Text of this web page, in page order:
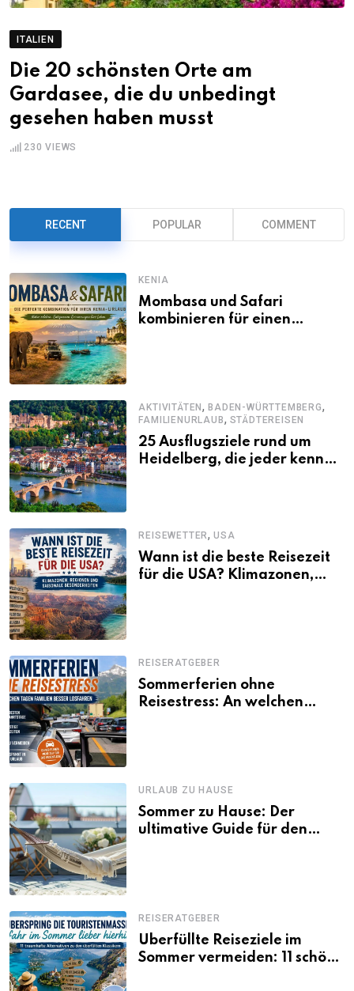
ITALIEN
Die 20 schönsten Orte am
Gardasee, die du unbedingt
gesehen haben musst
230 VIEWS
RECENT POPULAR COMMENT
KENIA
Mombasa und Safari
kombinieren für einen
AKTIVITÄTEN,BADEN-WÜRTTEMBERG,
FAMILIENURLAUB, STÄDTEREISEN
25 Ausflugsziele rund um
Heidelberg, die jeder kennen
REISEWETTER,USA
Wann ist die beste Reisezeit
für die USA? Klimazonen,
REISERATGEBER
Sommerferien ohne
Reisestress: An welchen
URLAUB ZU HAUSE
Sommer zu Hause: Der
ultimative Guide für den
REISERATGEBER
Überfüllte Reiseziele im
Sommer vermeiden: 11 schöne